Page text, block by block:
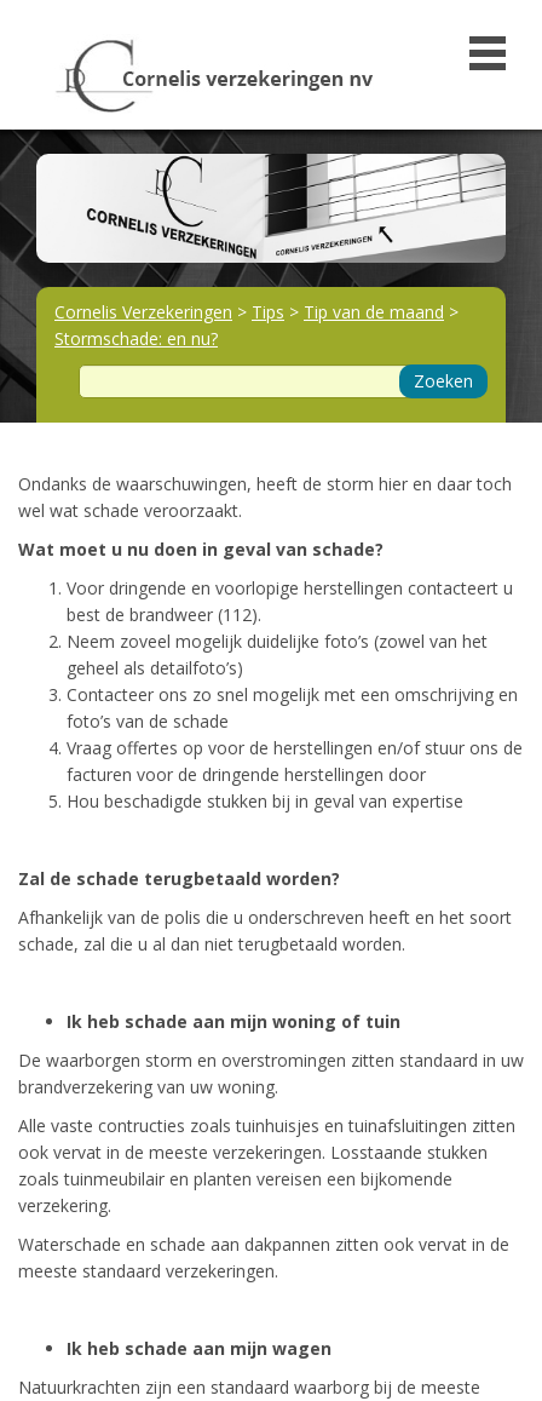
Cornelis Verzekeringen > Tips > Tip van de maand >
Stormschade: en nu?
Zoeken
Ondanks de waarschuwingen, heeft de storm hier en daar toch
wel wat schade veroorzaakt.
Wat moet u nu doen in geval van schade?
Voor dringende en voorlopige herstellingen contacteert u
best de brandweer (112).
Neem zoveel mogelijk duidelijke foto’s (zowel van het
geheel als detailfoto’s)
Contacteer ons zo snel mogelijk met een omschrijving en
foto’s van de schade
Vraag offertes op voor de herstellingen en/of stuur ons de
facturen voor de dringende herstellingen door
Hou beschadigde stukken bij in geval van expertise
Zal de schade terugbetaald worden?
Afhankelijk van de polis die u onderschreven heeft en het soort
schade, zal die u al dan niet terugbetaald worden.
Ik heb schade aan mijn woning of tuin
De waarborgen storm en overstromingen zitten standaard in uw
brandverzekering van uw woning.
Alle vaste contructies zoals tuinhuisjes en tuinafsluitingen zitten
ook vervat in de meeste verzekeringen. Losstaande stukken
zoals tuinmeubilair en planten vereisen een bijkomende
verzekering.
Waterschade en schade aan dakpannen zitten ook vervat in de
meeste standaard verzekeringen.
Ik heb schade aan mijn wagen
Natuurkrachten zijn een standaard waarborg bij de meeste